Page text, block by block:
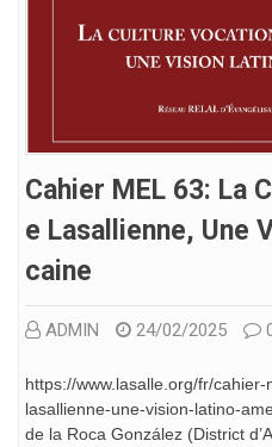
Cahier MEL 63: La
E Lasallienne, Une
Caine
ADMIN 24/02/2025
https://www.lasalle.org/fr/
lasallienne-une-vision-latino-
de la Roca González (District